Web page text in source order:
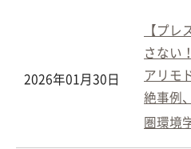
2026年01月30日
【プ
さない
アリモ
絶事例
圏環境